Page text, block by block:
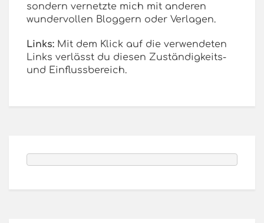
sondern vernetzte mich mit anderen
wundervollen Bloggern oder Verlagen.
Links: Mit dem Klick auf die verwendeten
Links verlässt du diesen Zuständigkeits-
und Einflussbereich.